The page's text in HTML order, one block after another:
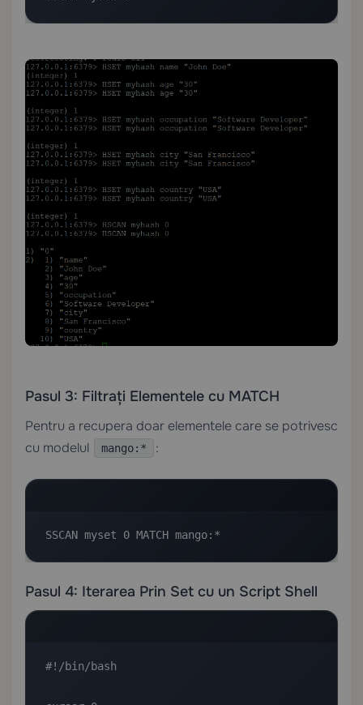
Pasul 3: Filtrați Elementele cu MATCH
Pentru a recupera doar elementele care se potrivesc
cu modelul
mango:* :
SSCAN myset 0 MATCH mango:*
Pasul 4: Iterarea Prin Set cu un Script Shell
#!/bin/bash